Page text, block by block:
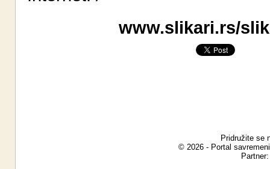
www.slikari.rs/
Pridružite se
© 2026 - Portal